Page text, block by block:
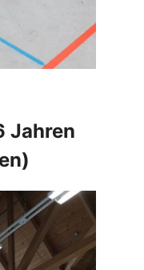
Jahren